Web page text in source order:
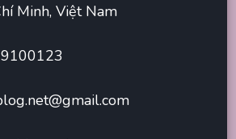
Minh, Việt Nam